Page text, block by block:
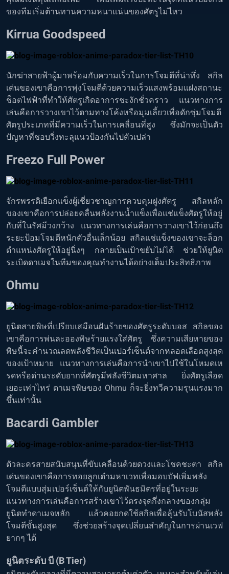
ของทีมเริ่มต้านทานความหนาแน่นของศัตรูไม่ไหว
Kirrua Goodspeed
นักฆ่าสายฟ้าผู้มาพร้อมกับความเร็วในการโจมตีที่น่าทึ่ง สกิล
เด่นของเขาคือการพุ่งโจมตีด้วยความเร็วแสงพร้อมแฝงสถานะ
ช็อตไฟฟ้าที่ทำให้ศัตรูเกิดอาการชะงักชั่วคราว แนวทางการ
เล่นคือการวางเขาไว้ตามทางโค้งหรือมุมเลี้ยวเพื่อดักซุ่มโจมตี
ศัตรูประเภทที่มีความเร็วในการเคลื่อนที่สูง ซึ่งมักจะเป็นตัว
ปัญหาที่ชอบวิ่งทะลุแนวป้องกันไปตัวเปล่า
Freezo Full Power
จักรพรรดิเยือกแข็งผู้เชี่ยวชาญการควบคุมฝูงศัตรู สกิลหลัก
ของเขาคือการปล่อยคลื่นพลังงานน้ำแข็งเพื่อแช่แข็งศัตรูให้อยู่
กับที่ในรัศมีวงกว้าง แนวทางการเล่นคือการวางเขาไว้ก่อนถึง
ระยะป้อมโจมตีหนักตัวอื่นเล็กน้อย สกิลแช่แข็งของเขาจะล็อก
ตำแหน่งศัตรูให้อยู่นิ่งๆ กลายเป็นเป้าขยับไม่ได้ ช่วยให้ยูนิต
ระเบิดดาเมจในทีมของคุณทำงานได้อย่างเต็มประสิทธิภาพ
Ohmu
ยูนิตสายพิษที่เปรียบเสมือนฝันร้ายของศัตรูระดับบอส สกิลของ
เขาคือการพ่นละอองพิษร้ายแรงใส่ศัตรู ซึ่งความเสียหายของ
พิษนี้จะคำนวณลดพลังชีวิตเป็นเปอร์เซ็นต์จากหลอดเลือดสูงสุด
ของเป้าหมาย แนวทางการเล่นคือการนำเขาไปใช้ในโหมดเห
รดหรือด่านระดับยากที่ศัตรูมีพลังชีวิตมหาศาล ยิ่งศัตรูเลือด
เยอะเท่าไหร่ ดาเมจพิษของ Ohmu ก็จะยิ่งทวีความรุนแรงมาก
ขึ้นเท่านั้น
Bacardi Gambler
ตัวละครสายสนับสนุนที่ขับเคลื่อนด้วยดวงและโชคชะตา สกิล
เด่นของเขาคือการทอยลูกเต๋ามหาเวทเพื่อมอบบัฟเพิ่มพลัง
โจมตีแบบสุ่มเปอร์เซ็นต์ให้กับยูนิตพันธมิตรที่อยู่ในระยะ
แนวทางการเล่นคือการสร้างเขาไว้ตรงจุดกึ่งกลางของกลุ่ม
ยูนิตทำดาเมจหลัก แล้วคอยกดใช้สกิลเพื่อลุ้นรับโบนัสพลัง
โจมตีขั้นสูงสุด ซึ่งช่วยสร้างจุดเปลี่ยนสำคัญในการผ่านเวฟ
ยากๆ ได้
ยูนิตระดับ บี (B Tier)